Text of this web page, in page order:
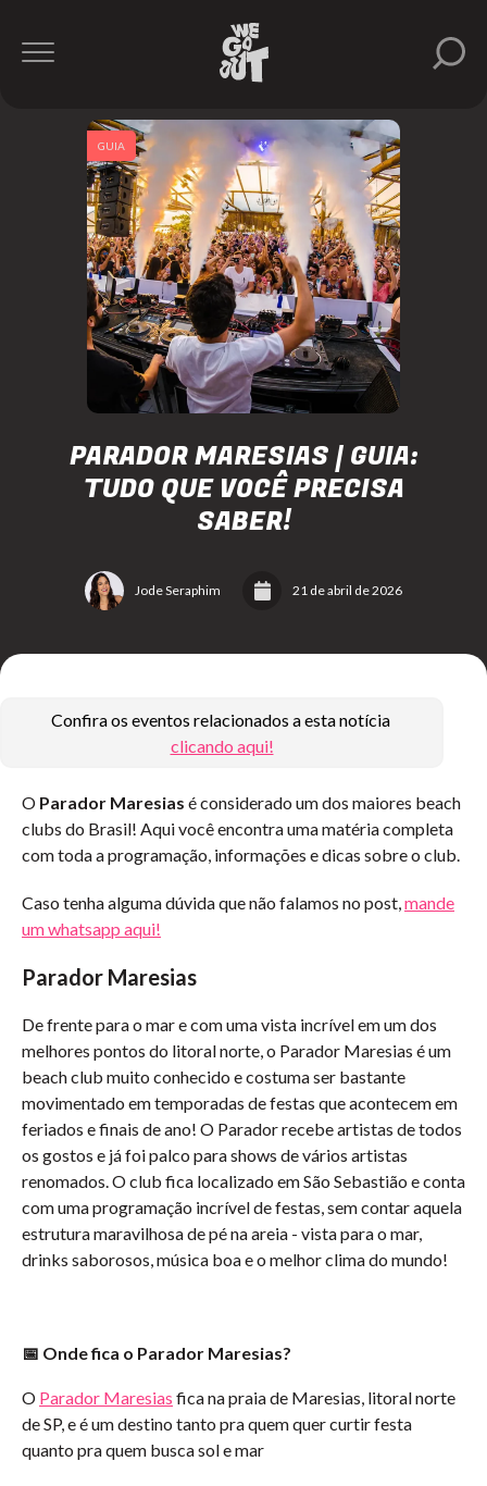
PARADOR MARESIAS | GUIA:
TUDO QUE VOCÊ PRECISA
SABER!
Jode Seraphim 21 de abril de 2026
GUIA
Confira os eventos relacionados a esta notícia
clicando aqui!
O Parador Maresias é considerado um dos maiores beach
clubs do Brasil! Aqui você encontra uma matéria completa
com toda a programação, informações e dicas sobre o club.
Caso tenha alguma dúvida que não falamos no post,mande
um whatsapp aqui!
Parador Maresias
De frente para o mar e com uma vista incrível em um dos
melhores pontos do litoral norte, o Parador Maresias é um
beach club muito conhecido e costuma ser bastante
movimentado em temporadas de festas que acontecem em
feriados e finais de ano! O Parador recebe artistas de todos
os gostos e já foi palco para shows de vários artistas
renomados. O club fica localizado em São Sebastião e conta
com uma programação incrível de festas, sem contar aquela
estrutura maravilhosa de pé na areia - vista para o mar,
drinks saborosos, música boa e o melhor clima do mundo!
📅 Onde fica o Parador Maresias?
O Parador Maresias fica na praia de Maresias, litoral norte
de SP, e é um destino tanto pra quem quer curtir festa
quanto pra quem busca sol e mar